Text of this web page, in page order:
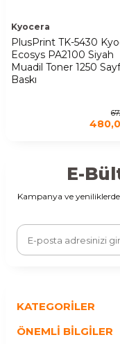
Kyocera
PlusPrint TK-5430
Ecosys PA2100 Siyah
Muadil Toner 1250
Baskı
E-
Kampanya ve
KATEGORILER
ÖNEMLI BILGILER